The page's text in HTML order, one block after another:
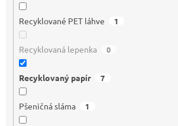
Recyklované PET láhve 1
Recyklovaná lepenka 0
Recyklovaný papír 7
Pšeničná sláma 1